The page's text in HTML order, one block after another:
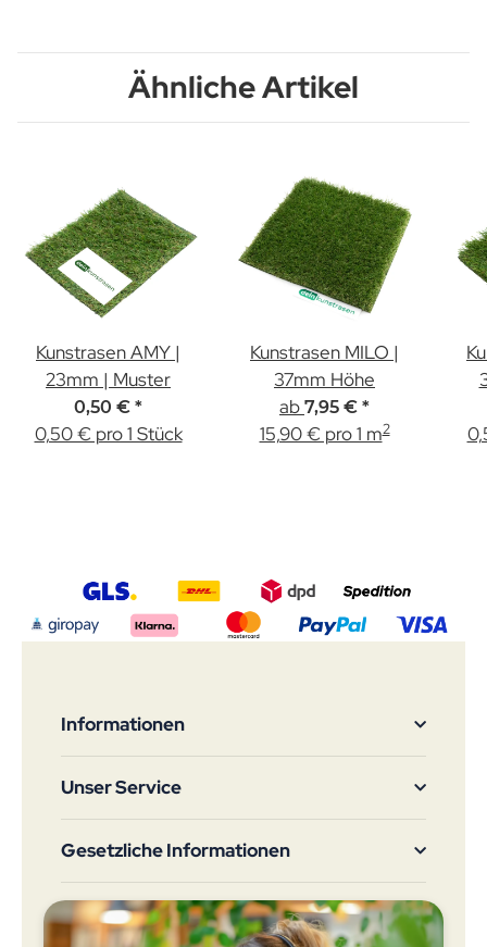
Ähnliche Artikel
Kunstrasen AMY |
23mm | Muster
0,50 € *
0,50 € pro 1 Stück
Kunstrasen MILO |
37mm Höhe
ab 7,95 € *
15,90 € pro 1 m2
Informationen
Unser Service
Gesetzliche Informationen